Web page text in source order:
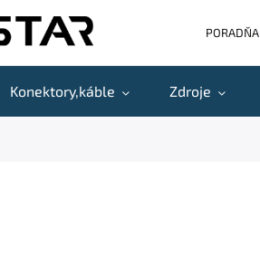
PORADŇA
Konektory,káble Zdroje